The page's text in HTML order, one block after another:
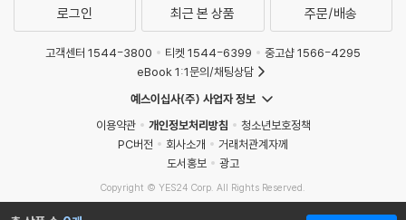
로그인 최근 본 상품 주문/배송
고객센터 1544-3800 티켓 1544-6399
중고샵 1566-4295
eBook 1:1문의/채팅상담
예스이십사(주) 사업자 정보
이용약관
개인정보처리방침
청소년보호정책
PC버전
회사소개
거래처관계자께
도서홍보
광고
Copyright © YES24 Corp. All Rights Reserved.
MATOM7